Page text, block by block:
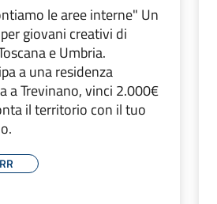
le aree interne" Un
giovani creativi di
e Umbria.
a una residenza
a Trevinano, vinci 2.000€
il territorio con il tuo